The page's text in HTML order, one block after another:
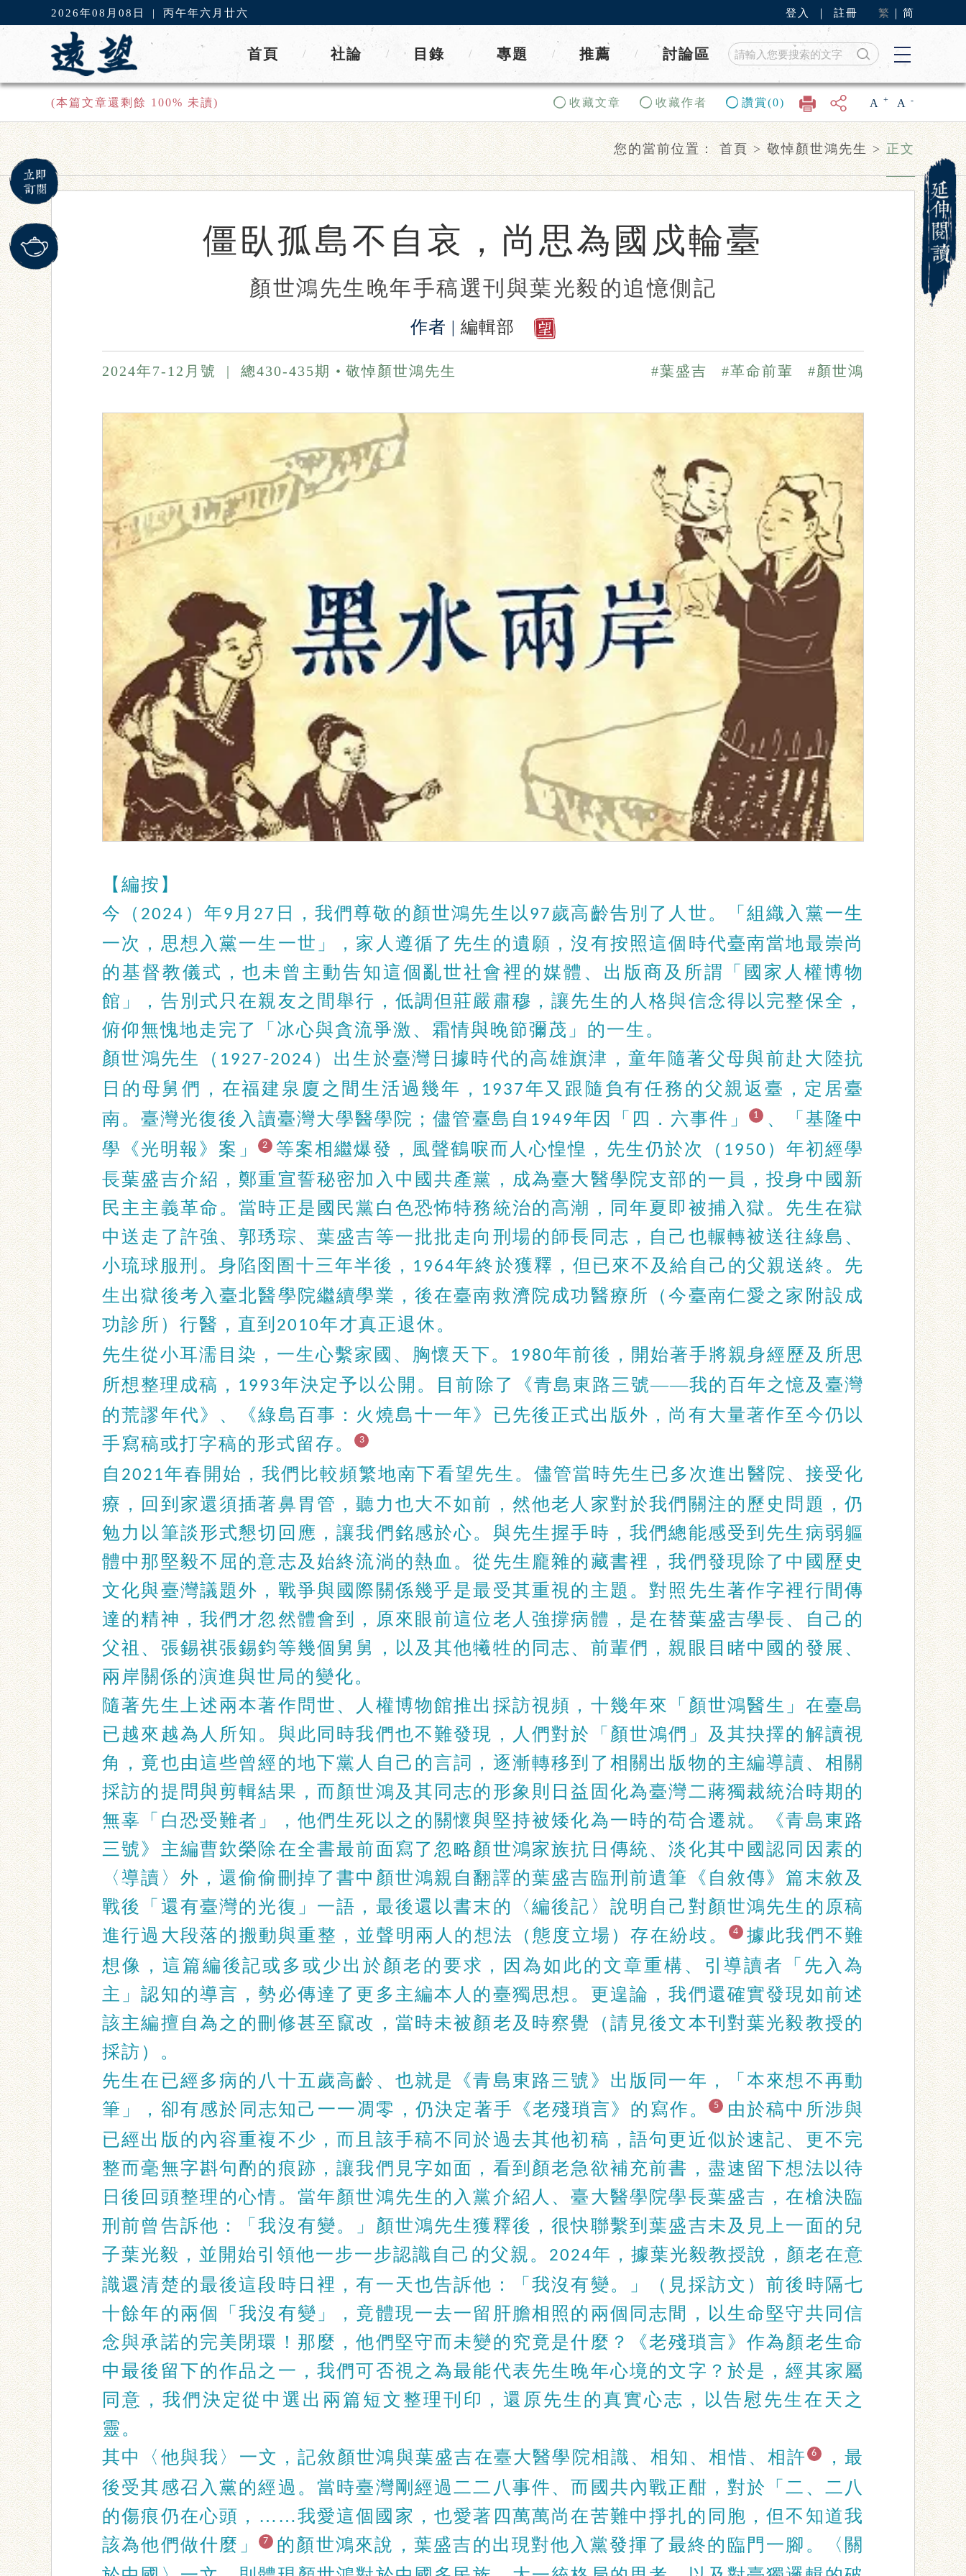
2026年08月08日 | 丙午年六月廿六 登入 註冊 繁 简
首頁 / 社論 / 目錄 / 專題 / 推薦 / 討論區
(本篇文章還剩餘 100% 未讀) 收藏文章 收藏作者 讚賞(0) A + A -
您的當前位置：首頁>敬悼顏世鴻先生 >正文
僵臥孤島不自哀，尚思為國戍輪臺
顏世鴻先生晚年手稿選刊與葉光毅的追憶側記
作者 | 編輯部
2024年7-12月號 | 總430-435期 敬悼顏世鴻先生 #顏世鴻
#革命前輩
#葉盛吉
【編按】
今（ 2024 ）年9 月 27 日，我們尊敬的顏世鴻先生以 97 歲高齡告別了人世。「組織入黨一生
一次，思想入黨一生一世」，家人遵循了先生的遺願，沒有按照這個時代臺南當地最崇尚
的基督教儀式，也未曾主動告知這個亂世社會裡的媒體、出版商及所謂「國家人權博物
館」，告別式只在親友之間舉行，低調但莊嚴肅穆，讓先生的人格與信念得以完整保全，
俯仰無愧地走完了「冰心與貪流爭激、霜情與晚節彌茂」的一生。
顏世鴻先生（ 1927-2024 ）出生於臺灣日據時代的高雄旗津，童年隨著父母與前赴大陸抗
日的母舅們，在福建泉廈之間生活過幾年，
1937年又跟隨負有任務的父親返臺，定居臺
南。臺灣光復後入讀臺灣大學醫學院；儘管臺島自 1949年因「四．六事件」 1
、「基隆中
學《光明報》案」
2 等案相繼爆發，風聲鶴唳而人心惶惶，先生仍於次（ 1950 ）年初經學
長葉盛吉介紹，鄭重宣誓秘密加入中國共產黨，成為臺大醫學院支部的一員，投身中國新
民主主義革命。當時正是國民黨白色恐怖特務統治的高潮，同年夏即被捕入獄。先生在獄
中送走了許強、郭琇琮、葉盛吉等一批批走向刑場的師長同志，自己也輾轉被送往綠島、
小琉球服刑。身陷囹圄十三年半後， 1964年終於獲釋，但已來不及給自己的父親送終。先
生出獄後考入臺北醫學院繼續學業，後在臺南救濟院成功醫療所（今臺南仁愛之家附設成
功診所）行醫，直到 2010年才真正退休。
先生從小耳濡目染，一生心繫家國、胸懷天下。
1980年前後，開始著手將親身經歷及所思
所想整理成稿， 1993年決定予以公開。目前除了《青島東路三號——我的百年之憶及臺灣
的荒謬年代》、《綠島百事：火燒島十一年》已先後正式出版外，尚有大量著作至今仍以
手寫稿或打字稿的形式留存。
3
自 2021年春開始，我們比較頻繁地南下看望先生。儘管當時先生已多次進出醫院、接受化
療，回到家還須插著鼻胃管，聽力也大不如前，然他老人家對於我們關注的歷史問題，仍
勉力以筆談形式懇切回應，讓我們銘感於心。與先生握手時，我們總能感受到先生病弱軀
體中那堅毅不屈的意志及始終流淌的熱血。從先生龐雜的藏書裡，我們發現除了中國歷史
文化與臺灣議題外，戰爭與國際關係幾乎是最受其重視的主題。對照先生著作字裡行間傳
達的精神，我們才忽然體會到，原來眼前這位老人強撐病體，是在替葉盛吉學長、自己的
父祖、張錫祺張錫鈞等幾個舅舅，以及其他犧牲的同志、前輩們，親眼目睹中國的發展、
兩岸關係的演進與世局的變化。
隨著先生上述兩本著作問世、人權博物館推出採訪視頻，十幾年來「顏世鴻醫生」在臺島
已越來越為人所知。與此同時我們也不難發現，人們對於「顏世鴻們」及其抉擇的解讀視
角，竟也由這些曾經的地下黨人自己的言詞，逐漸轉移到了相關出版物的主編導讀、相關
採訪的提問與剪輯結果，而顏世鴻及其同志的形象則日益固化為臺灣二蔣獨裁統治時期的
無辜「白恐受難者」，他們生死以之的關懷與堅持被矮化為一時的苟合遷就。《青島東路
三號》主編曹欽榮除在全書最前面寫了忽略顏世鴻家族抗日傳統、淡化其中國認同因素的
〈導讀〉外，還偷偷刪掉了書中顏世鴻親自翻譯的葉盛吉臨刑前遺筆《自敘傳》篇末敘及
戰後「還有臺灣的光復」一語，最後還以書末的〈編後記〉說明自己對顏世鴻先生的原稿
進行過大段落的搬動與重整，並聲明兩人的想法（態度立場）存在紛歧。
4
據此我們不難
想像，這篇編後記或多或少出於顏老的要求，因為如此的文章重構、引導讀者「先入為
主」認知的導言，勢必傳達了更多主編本人的臺獨思想。更遑論，我們還確實發現如前述
該主編擅自為之的刪修甚至竄改，當時未被顏老及時察覺（請見後文本刊對葉光毅教授的
採訪）。
先生在已經多病的八十五歲高齡、也就是《青島東路三號》出版同一年，「本來想不再動
筆」，卻有感於同志知己一一凋零，仍決定著手《老殘瑣言》的寫作。 5
由於稿中所涉與
已經出版的內容重複不少，而且該手稿不同於過去其他初稿，語句更近似於速記、更不完
整而毫無字斟句酌的痕跡，讓我們見字如面，看到顏老急欲補充前書，盡速留下想法以待
日後回頭整理的心情。當年顏世鴻先生的入黨介紹人、臺大醫學院學長葉盛吉，在槍決臨
刑前曾告訴他：「我沒有變。」顏世鴻先生獲釋後，很快聯繫到葉盛吉未及見上一面的兒
子葉光毅，並開始引領他一步一步認識自己的父親。 2024年，據葉光毅教授說，顏老在意
識還清楚的最後這段時日裡，有一天也告訴他：「我沒有變。」（見採訪文）前後時隔七
十餘年的兩個「我沒有變」，竟體現一去一留肝膽相照的兩個同志間，以生命堅守共同信
念與承諾的完美閉環！那麼，他們堅守而未變的究竟是什麼？《老殘瑣言》作為顏老生命
中最後留下的作品之一，我們可否視之為最能代表先生晚年心境的文字？於是，經其家屬
同意，我們決定從中選出兩篇短文整理刊印，還原先生的真實心志，以告慰先生在天之
靈。
其中〈他與我〉一文，記敘顏世鴻與葉盛吉在臺大醫學院相識、相知、相惜、相許
6
，最
後受其感召入黨的經過。當時臺灣剛經過二二八事件、而國共內戰正酣，對於「二、二八
的傷痕仍在心頭， ……我愛這個國家，也愛著四萬萬尚在苦難中掙扎的同胞，但不知道我
該為他們做什麼」
7
的顏世鴻來說，葉盛吉的出現對他入黨發揮了最終的臨門一腳。〈關